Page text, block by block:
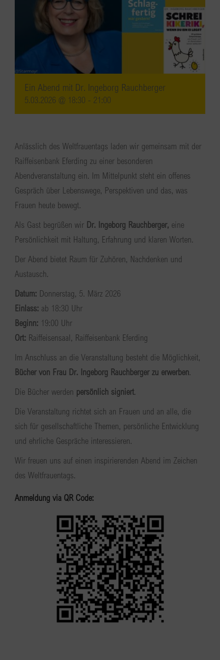
Ein Abend mit Dr. Ingeborg Rauchberger
5.03.2026 @ 18:30 - 21:00
Anlässlich des Weltfrauentags laden wir gemeinsam mit der
Raiffeisenbank Eferding zu einer besonderen
Abendveranstaltung ein. Im Mittelpunkt steht ein offenes
Gespräch über Lebenswege, Perspektiven und das, was
Frauen heute bewegt.
Als Gast begrüßen wir Dr. Ingeborg Rauchberger, eine
Persönlichkeit mit Haltung, Erfahrung und klaren Worten.
Der Abend bietet Raum für Zuhören, Nachdenken und
Austausch.
Datum: Donnerstag, 5. März 2026
Einlass: ab 18:30 Uhr
Beginn: 19:00 Uhr
Ort: Raiffeisensaal, Raiffeisenbank Eferding
Im Anschluss an die Veranstaltung besteht die Möglichkeit,
Bücher von Frau Dr. Ingeborg Rauchberger zu erwerben.
Die Bücher werden persönlich signiert.
Die Veranstaltung richtet sich an Frauen und an alle, die
sich für gesellschaftliche Themen, persönliche Entwicklung
und ehrliche Gespräche interessieren.
Wir freuen uns auf einen inspirierenden Abend im Zeichen
des Weltfrauentags.
Anmeldung via QR Code: